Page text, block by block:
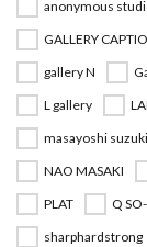
anonymous
GALLERY
gallery N
L gallery
masayoshi
NAO MASAKI
PLAT
Q
sharphardstrong